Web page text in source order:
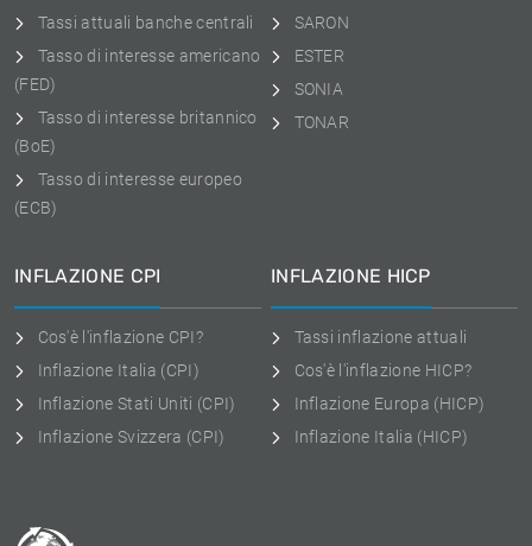
Tassi attuali banche centrali
Tasso di interesse americano
(FED)
Tasso di interesse britannico
(BoE)
Tasso di interesse europeo
(ECB)
SARON
ESTER
SONIA
TONAR
INFLAZIONE CPI
Cos'è l'inflazione CPI?
Inflazione Italia (CPI)
Inflazione Stati Uniti (CPI)
Inflazione Svizzera (CPI)
INFLAZIONE HICP
Tassi inflazione attuali
Cos'è l'inflazione HICP?
Inflazione Europa (HICP)
Inflazione Italia (HICP)